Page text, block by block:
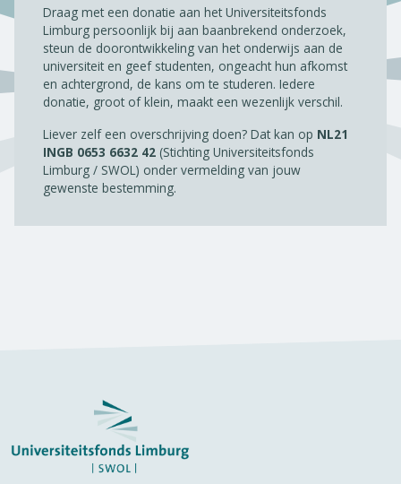
Draag met een donatie aan het Universiteitsfonds
Limburg persoonlijk bij aan baanbrekend onderzoek,
steun de doorontwikkeling van het onderwijs aan de
universiteit en geef studenten, ongeacht hun afkomst
en achtergrond, de kans om te studeren. Iedere
donatie, groot of klein, maakt een wezenlijk verschil.
Liever zelf een overschrijving doen? Dat kan op NL21
INGB 0653 6632 42(Stichting Universiteitsfonds
Limburg / SWOL) onder vermelding van jouw
gewenste bestemming.